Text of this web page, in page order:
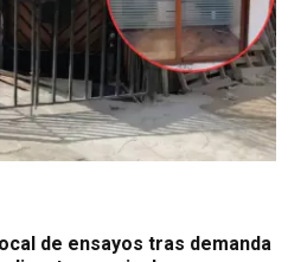
de ensayos tras demanda